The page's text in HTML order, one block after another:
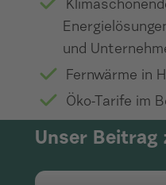
und
Fernwärme in
Öko-Tarife im
Unser Beitrag